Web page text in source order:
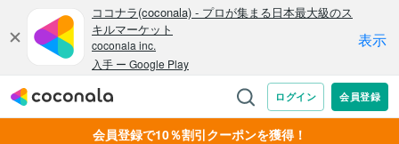
会員登録で10％割引クーポンを獲得！